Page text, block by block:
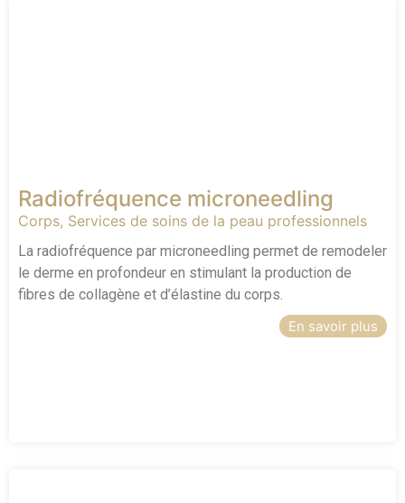
Radiofréquence microneedling
Corps, Services de soins de la peau professionnels
La radiofréquence par microneedling permet de remodeler
le derme en profondeur en stimulant la production de
fibres de collagène et d’élastine du corps.
En savoir plus